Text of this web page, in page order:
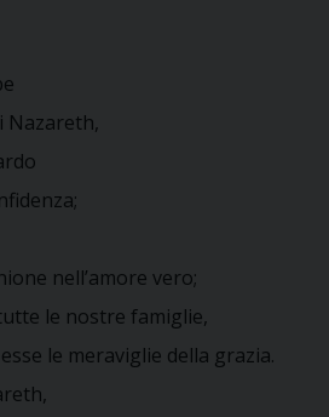
Nazareth,
nell’amore vero;
le nostre famiglie,
le meraviglie della grazia.